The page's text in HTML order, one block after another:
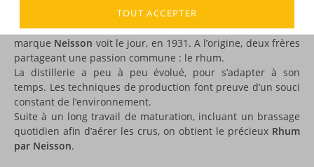
C’est sur la commune duCarbet,en Martinique, que la
marque Neisson voit le jour, en 1931. A l’origine, deux frères
partageant une passion commune : le rhum.
La distillerie a peu à peu évolué, pour s’adapter à son
temps. Les techniques de production font preuve d’un souci
constant de l’environnement.
Suite à un long travail de maturation, incluant un brassage
quotidien afin d’aérer les crus, on obtient le précieux Rhum
par Neisson.
TOUT ACCEPTER